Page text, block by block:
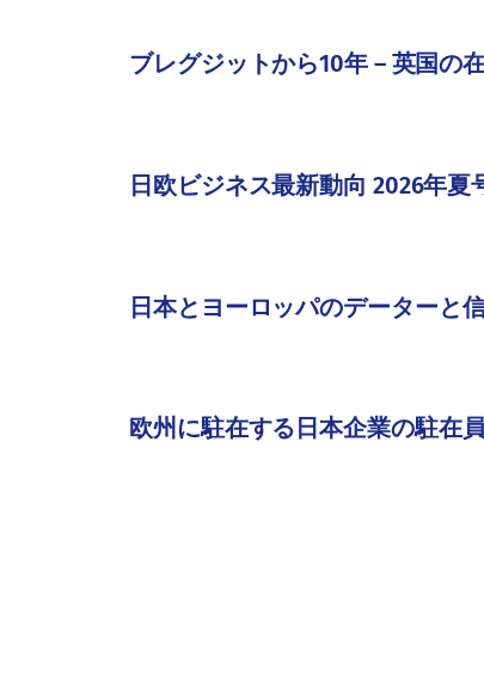
ブレグジットから10年 ― 英国の
日欧ビジネス最新動向 2026年夏
日本とヨーロッパのデーターと
欧州に駐在する日本企業の駐在